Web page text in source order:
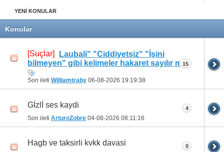
YENİ KONULAR
Konular
[Suçlar]
Laubali" ​"Ciddiyetsiz" ​"İşini
bilmeyen" gibi kelimeler hakaret sayılır mi
Son ileti Williamtraby 06-08-2026 19:19:38
15
Gİzlİ ses kaydi
Son ileti ArturoZobre 04-08-2026 08:11:16
4
Hagb ve taksirli kvkk davasi 0